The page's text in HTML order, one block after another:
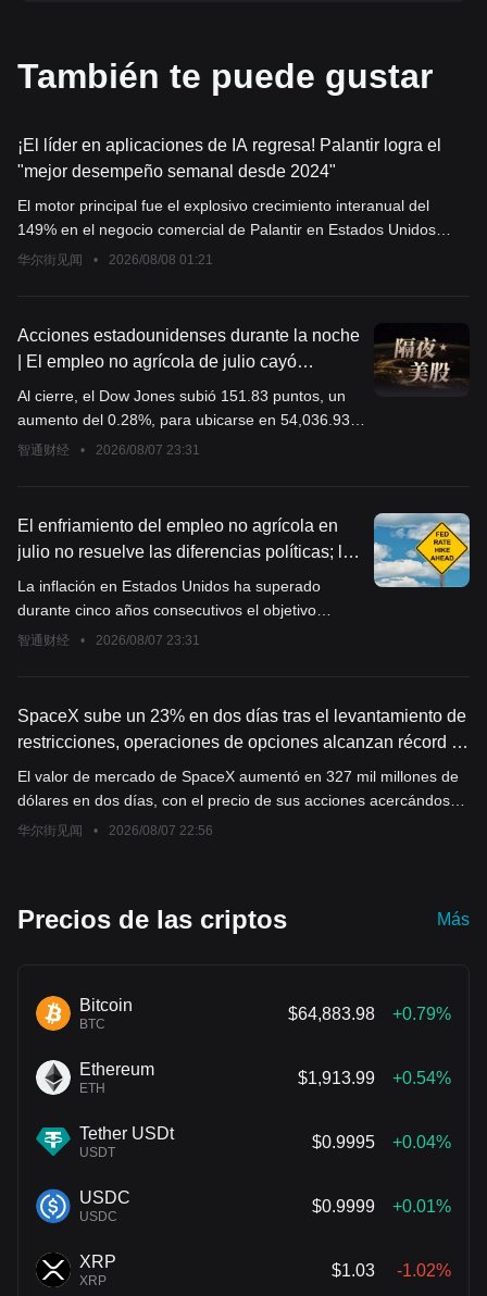
También te puede gustar
¡El líder en aplicaciones de IA regresa! Palantir logra el
"mejor desempeño semanal desde 2024"
El motor principal fue el explosivo crecimiento interanual del
149% en el negocio comercial de Palantir en Estados Unidos
durante el segundo trimestre, con el valor total de los contratos
posicionamiento diferenciado de "IA soberana" fue reconocido
por las instituciones, lo que llevó a que Deutsche Bank elevara su
calificación a "comprar".
华尔街见闻 • 2026/08/08 01:21
Acciones estadounidenses durante la noche
| El empleo no agrícola de julio cayó
inesperadamente, el índice S&P 500 alcanzó
un nuevo récord de cierre histórico y SpaceX
(SPCX.US) subió casi un 16%
Al cierre, el Dow Jones subió 151.83 puntos, un
aumento del 0.28%, para ubicarse en 54,036.93
puntos; el Nasdaq subió 342.26 puntos, un
un aumento del 0.62%, para ubicarse en 7,757.64
智通财经 • 2026/08/07 23:31
El enfriamiento del empleo no agrícola en
julio no resuelve las diferencias políticas; la
inflación lleva cinco años por encima del
objetivo y aumenta el apoyo dentro de la
Reserva Federal al aumento de tasas.
La inflación en Estados Unidos ha superado
durante cinco años consecutivos el objetivo
político del 2% establecido por la Reserva
智通财经 • 2026/08/07 23:31
SpaceX sube un 23% en dos días tras el levantamiento de
restricciones, operaciones de opciones alcanzan récord y
el cierre de posiciones cortas podría impulsar aún más el
precio de las acciones
El valor de mercado de SpaceX aumentó en 327 mil millones de
dólares en dos días, con el precio de sus acciones acercándose
nuevamente al precio de emisión de la IPO de 135 dólares.
nuevo récord histórico. Actualmente, todavía hay más de 250
acciones.
华尔街见闻 • 2026/08/07 22:56
Precios de las criptos Más
Bitcoin
BTC
$64,883.98 +0.79%
Ethereum
ETH
$1,913.99 +0.54%
Tether USDt
USDT
$0.9995 +0.04%
USDC
USDC
$0.9999 +0.01%
XRP
XRP
$1.03 -1.02%